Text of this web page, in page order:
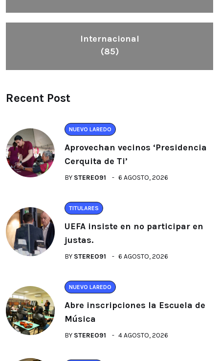
Internacional
(85)
Recent Post
NUEVO LAREDO
Aprovechan vecinos ‘Presidencia
Cerquita de Ti’
BY STEREO91 6 AGOSTO, 2026
TITULARES
UEFA insiste en no participar en
justas.
BY STEREO91 6 AGOSTO, 2026
NUEVO LAREDO
Abre inscripciones la Escuela de
Música
BY STEREO91 4 AGOSTO, 2026